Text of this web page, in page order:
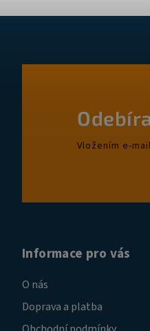
Vložením e-
Informace pro vás
O nás
Doprava a platba